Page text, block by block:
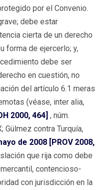
por el Convenio.
debe estar
cierta de un derecho
forma de ejercerlo; y,
debe ser
en cuestión, no
del artículo 6.1 meras
(véase, inter alia,
2000, 464] , núm.
Gülmez contra Turquía,
de 2008 [PROV 2008,
que rija como debe
contencioso-
con jurisdicción en la